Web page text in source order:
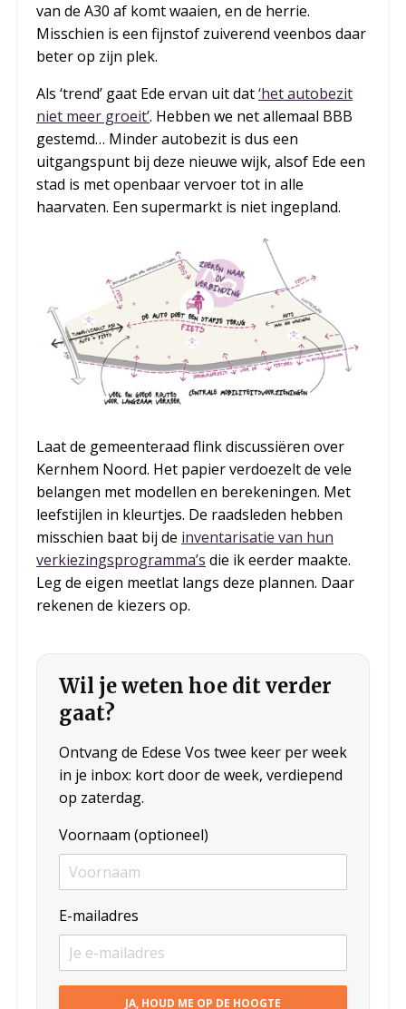
van de A30 af komt waaien, en de herrie.
Misschien is een fijnstof zuiverend veenbos daar
beter op zijn plek.
Als ‘trend’ gaat Ede ervan uit dat‘het autobezit
niet meer groeit’. Hebben we net allemaal BBB
gestemd… Minder autobezit is dus een
uitgangspunt bij deze nieuwe wijk, alsof Ede een
stad is met openbaar vervoer tot in alle
haarvaten. Een supermarkt is niet ingepland.
Laat de gemeenteraad flink discussiëren over
Kernhem Noord. Het papier verdoezelt de vele
belangen met modellen en berekeningen. Met
leefstijlen in kleurtjes. De raadsleden hebben
misschien baat bij de inventarisatie van hun
verkiezingsprogramma’s die ik eerder maakte.
Leg de eigen meetlat langs deze plannen. Daar
rekenen de kiezers op.
Wil je weten hoe dit verder
gaat?
Ontvang de Edese Vos twee keer per week
in je inbox: kort door de week, verdiepend
op zaterdag.
Voornaam (optioneel)
E-mailadres